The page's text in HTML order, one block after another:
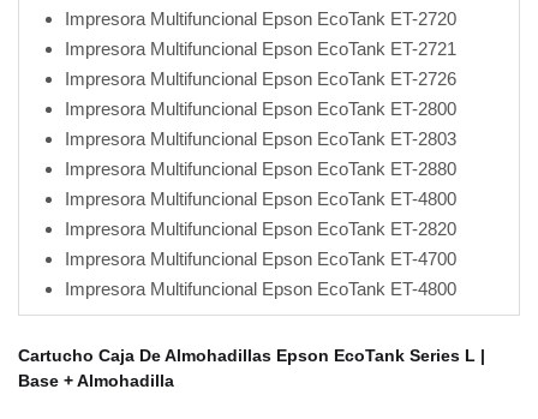
Impresora Multifuncional Epson EcoTank ET-2720
Impresora Multifuncional Epson EcoTank ET-2721
Impresora Multifuncional Epson EcoTank ET-2726
Impresora Multifuncional Epson EcoTank ET-2800
Impresora Multifuncional Epson EcoTank ET-2803
Impresora Multifuncional Epson EcoTank ET-2880
Impresora Multifuncional Epson EcoTank ET-4800
Impresora Multifuncional Epson EcoTank ET-2820
Impresora Multifuncional Epson EcoTank ET-4700
Impresora Multifuncional Epson EcoTank ET-4800
Cartucho Caja De Almohadillas Epson EcoTank Series L |
Base +Almohadilla